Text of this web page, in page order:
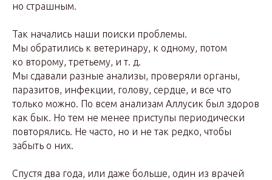
но страшным.
Так начались наши поиски проблемы.
Мы обратились к ветеринару, к одному, потом
ко второму, третьему, и т. д.
Мы сдавали разные анализы, проверяли органы,
паразитов, инфекции, голову, сердце, и все что
только можно. По всем анализам Аллусик был здоров
как бык. Но тем не менее приступы периодически
повторялись. Не часто, но и не так редко, чтобы
забыть о них.
Спустя два года, или даже больше, один из врачей